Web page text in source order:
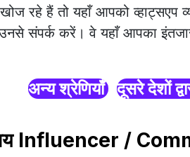
रहे हैं तो यहाँ आपको व्हाट्सएप
संपर्क करें। वे यहाँ आपका
अन्य श्रेणियाँ दूसरे देशों
Influencer /